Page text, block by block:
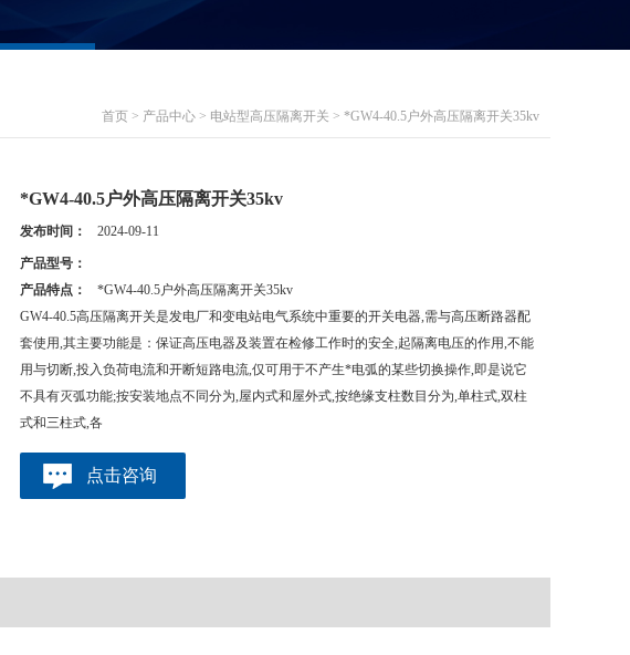
首页 > 产品中心 > 电站型高压隔离开关 > *GW4-40.5户外高压隔离开关35kv
*GW4-40.5户外高压隔离开关35kv
发布时间： 2024-09-11
产品型号：
产品特点：
*GW4-40.5户外高压隔离开关35kv
GW4-40.5高压隔离开关是发电厂和变电站电气系统中重要的开关电器,需与高压断路器配
套使用,其主要功能是：保证高压电器及装置在检修工作时的安全,起隔离电压的作用,不能
用与切断,投入负荷电流和开断短路电流,仅可用于不产生*电弧的某些切换操作,即是说它
不具有灭弧功能;按安装地点不同分为,屋内式和屋外式,按绝缘支柱数目分为,单柱式,双柱
式和三柱式,各
点击咨询